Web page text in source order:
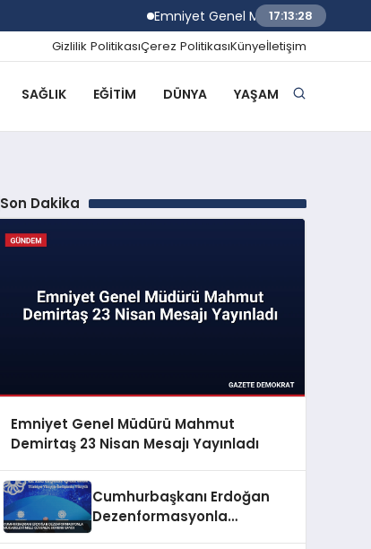
Emniyet Genel Müdürü Mahmut
17:13:29
Gizlilik PolitikasıÇerez PolitikasıKünyeİletişim
SAĞLIK EĞITIM DÜNYA YAŞAM
Son Dakika
Emniyet Genel Müdürü Mahmut
Demirtaş 23 Nisan Mesajı Yayınladı
Cumhurbaşkanı Erdoğan
Dezenformasyonla